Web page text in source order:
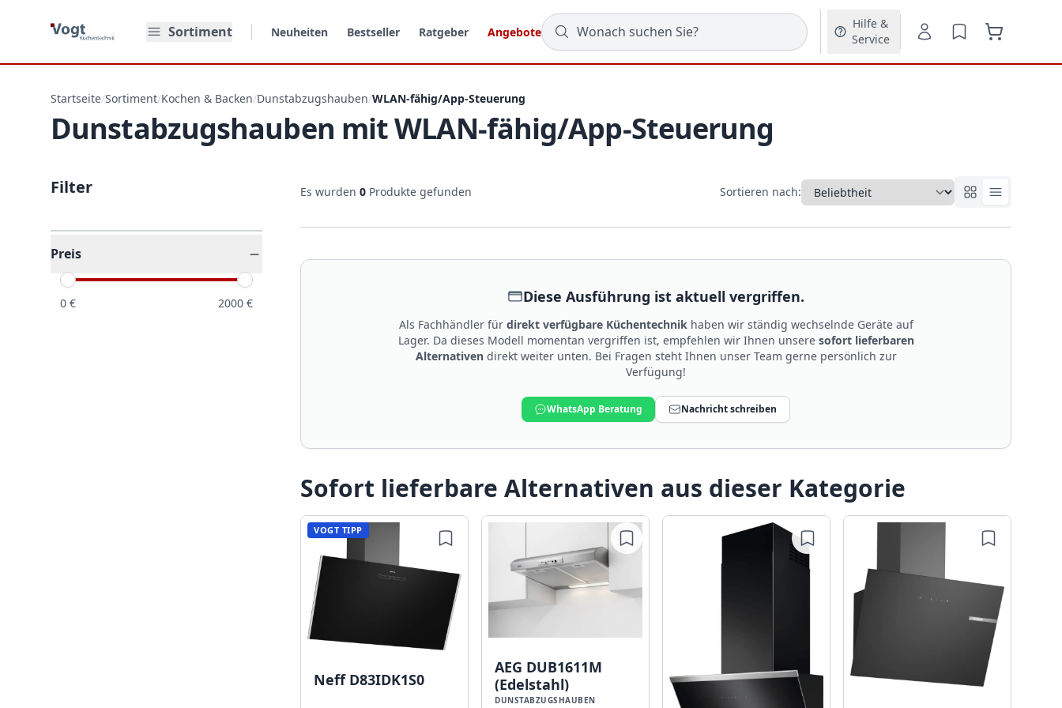
Sortiment
Neuheiten Bestseller Ratgeber Angebote
Hilfe &
Service
Startseite/Sortiment/Kochen & Backen/Dunstabzugshauben/WLAN-fähig/App-Steuerung
Dunstabzugshauben mit WLAN-fähig/App-Steuerung
Filter
Preis
0 € 2000 €
Es wurden 0 Produkte gefunden Sortieren nach:
Diese Ausführung ist aktuell vergriffen.
Als Fachhändler für direkt verfügbare Küchentechnikhaben wir ständig wechselnde Geräte auf
Lager. Da dieses Modell momentan vergriffen ist, empfehlen wir Ihnen unsere sofort lieferbaren
Alternativendirekt weiter unten. Bei Fragen steht Ihnen unser Team gerne persönlich zur
Verfügung!
WhatsApp Beratung Nachricht schreiben
Sofort lieferbare Alternativen aus dieser Kategorie
VOGT TIPP
Neff D83IDK1S0
AEG DUB1611M
(Edelstahl)
DUNSTABZUGSHAUBEN